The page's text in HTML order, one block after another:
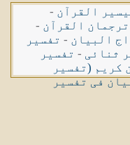
القرآن -
القرآن -
البیان - تفسیر
ثنائی - تفسیر
کریم (تفسیر
فی تفسیر